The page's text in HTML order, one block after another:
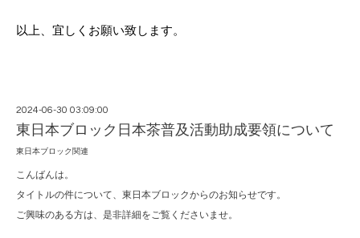
以上、宜しくお願い致します。
2024-06-30 03:09:00
東日本ブロック日本茶普及活動助成要領について
東日本ブロック関連
こんばんは。
タイトルの件について、東日本ブロックからのお知らせです。
ご興味のある方は、是非詳細をご覧くださいませ。